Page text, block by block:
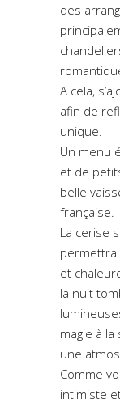
des
A cela,
afin de
unique.
Un menu
et de
belle
française.
La cerise
permettra
et
la nuit
magie à
une
Comme
intimiste